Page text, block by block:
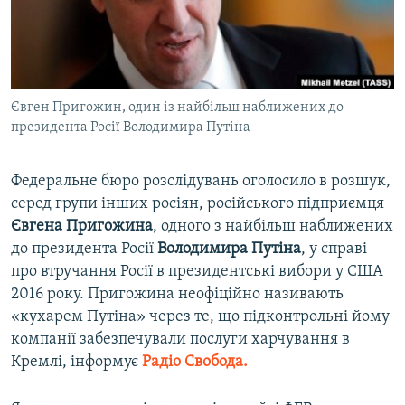
ВІДЕОУРОКИ «ELIFBE»
СВІДЧЕННЯ ОКУПАЦІЇ
УКРАЇНСЬКА ПРОБЛЕМА КРИМУ
ІНФОГРАФІКА
Qırımtatar
ДОЛУЧАЙСЯ!
Усі сайти RFE/RL
Євген Пригожин, один із найбільш наближених до
президента Росії Володимира Путіна
Федеральне бюро розслідувань оголосило в розшук,
серед групи інших росіян, російського підприємця
Євгена Пригожина, одного з найбільш наближених
до президента Росії Володимира Путіна, у справі
про втручання Росії в президентські вибори у США
2016 року. Пригожина неофіційно називають
«кухарем Путіна» через те, що підконтрольні йому
компанії забезпечували послуги харчування в
Кремлі, інформує Радіо Свобода.